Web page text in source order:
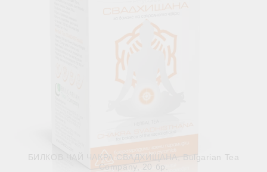
БИЛКОВ ЧАЙ ЧАКРА СВАДХИЩАНА, Bulgarian Tea
Company, 20 бр.